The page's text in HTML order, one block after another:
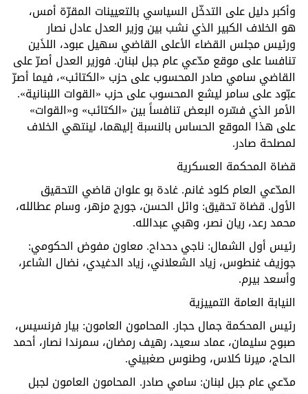
وأكبر دليل على التدخّل السياسي بالتعيينات المقرّة أمس،
هو الخلاف الكبير الذي نشب بين وزير العدل عادل نصار
ورئيس مجلس القضاء الأعلى القاضي سهيل عبود، اللذَين
تنافسا على موقع مدّعي عام جبل لبنان. فوزير العدل أصرّ على
القاضي سامي صادر المحسوب على حزب «الكتائب»، فيما أصرّ
عبّود على سامر ليشع المحسوب على حزب «القوات اللبنانية».
الأمر الذي فسّره البعض تنافساً بين «الكتائب» و«القوات»
على هذا الموقع الحساس بالنسبة إليهما، لينتهي الخلاف
لمصلحة صادر.
قضاة المحكمة العسكرية
المدّعي العام كلود غانم. غادة بو علوان قاضي التحقيق
الأول. قضاة تحقيق: وائل الحسن، جورج مزهر، وسام عطالله،
محمد رعد، ريان نصر، وهبي عبدالله.
رئيس أول الشمال: ناجي دحداح. معاون مفوض الحكومي:
جوزيف غنطوس، زياد الشعلاني، زياد الدغيدي، نضال الشاعر،
وأسعد بيرم.
النيابة العامة التمييزية
رئيس المحكمة جمال حجار. المحامون العامون: بيار فرنسيس،
صبوح سليمان، عماد سعيد، رهيف رمضان، سمرندا نصار، أحمد
الحاج، ميرنا كلاس، وطنوس صغبيني.
مدّعي عام جبل لبنان: سامي صادر. المحامون العامون لجبل